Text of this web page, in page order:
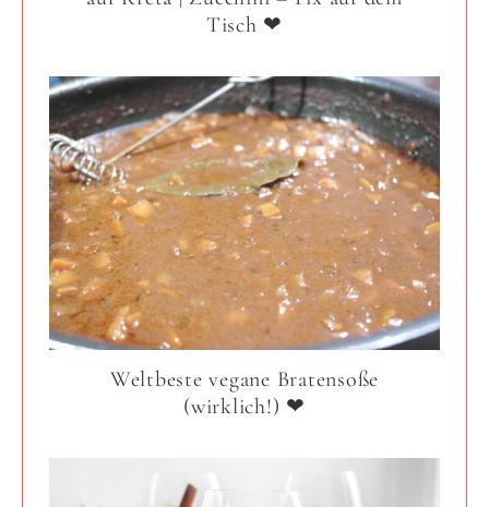
Tisch ❤
Weltbeste vegane Bratensoße
(wirklich!) ❤